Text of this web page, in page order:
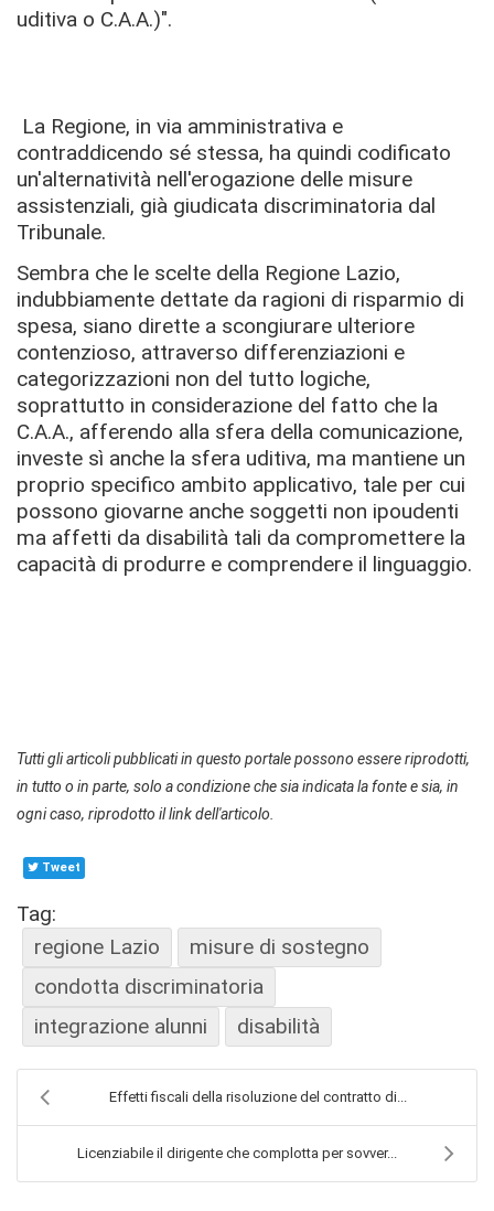
uditiva o C.A.A.)".
La Regione, in via amministrativa e
contraddicendo sé stessa, ha quindi codificato
un'alternatività nell'erogazione delle misure
assistenziali, già giudicata discriminatoria dal
Tribunale.
Sembra che le scelte della Regione Lazio,
indubbiamente dettate da ragioni di risparmio di
spesa, siano dirette a scongiurare ulteriore
contenzioso, attraverso differenziazioni e
categorizzazioni non del tutto logiche,
soprattutto in considerazione del fatto che la
C.A.A., afferendo alla sfera della comunicazione,
investe sì anche la sfera uditiva, ma mantiene un
proprio specifico ambito applicativo, tale per cui
possono giovarne anche soggetti non ipoudenti
ma affetti da disabilità tali da compromettere la
capacità di produrre e comprendere il linguaggio.
Tutti gli articoli pubblicati in questo portale possono essere riprodotti,
in tutto o in parte, solo a condizione che sia indicata la fonte e sia, in
ogni caso, riprodotto il link dell'articolo.
Tweet
Tag:
regione Lazio
misure di sostegno
condotta discriminatoria
integrazione alunni
disabilità
Effetti fiscali della risoluzione del contratto di...
Licenziabile il dirigente che complotta per sovver...